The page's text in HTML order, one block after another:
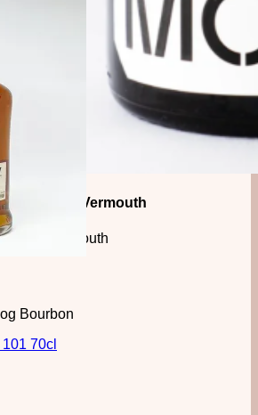
Månedens Vermouth
Vertmouth
Bourbon
70cl